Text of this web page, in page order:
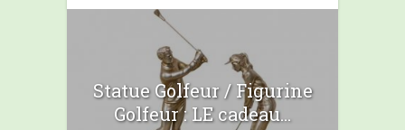
Statue Golfeur / Figurine
Golfeur : LE cadeau...